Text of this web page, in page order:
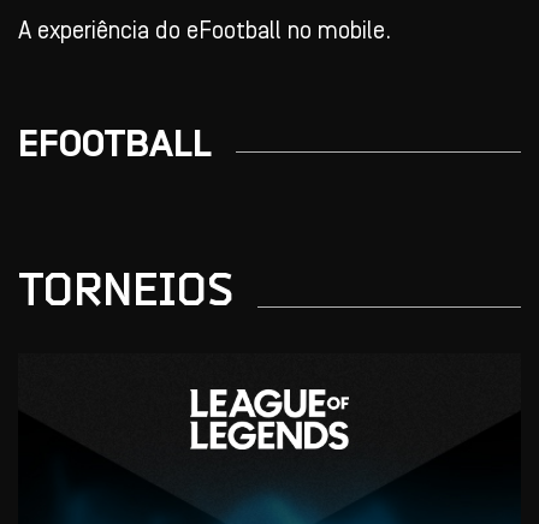
A experiência do eFootball no mobile.
EFOOTBALL
TORNEIOS